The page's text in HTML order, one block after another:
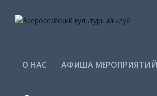
О НАС АФИША МЕРОПРИЯТИЙ